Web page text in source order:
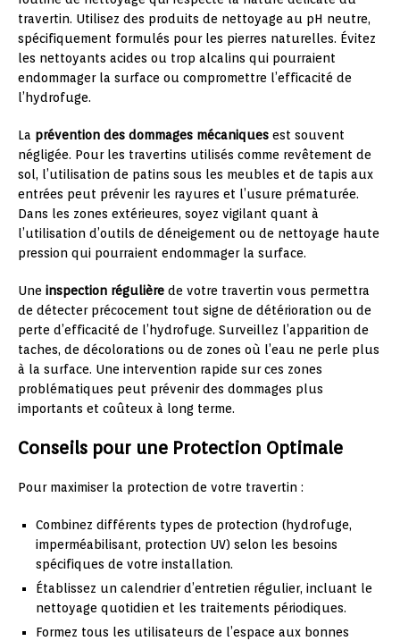
travertin. Utilisez des produits de nettoyage au pH neutre,
spécifiquement formulés pour les pierres naturelles. Évitez
les nettoyants acides ou trop alcalins qui pourraient
endommager la surface ou compromettre l’efficacité de
l’hydrofuge.
La prévention des dommages mécaniques est souvent
négligée. Pour les travertins utilisés comme revêtement de
sol, l’utilisation de patins sous les meubles et de tapis aux
entrées peut prévenir les rayures et l’usure prématurée.
Dans les zones extérieures, soyez vigilant quant à
l’utilisation d’outils de déneigement ou de nettoyage haute
pression qui pourraient endommager la surface.
Une inspection régulière de votre travertin vous permettra
de détecter précocement tout signe de détérioration ou de
perte d’efficacité de l’hydrofuge. Surveillez l’apparition de
taches, de décolorations ou de zones où l’eau ne perle plus
à la surface. Une intervention rapide sur ces zones
problématiques peut prévenir des dommages plus
importants et coûteux à long terme.
Conseils pour une Protection Optimale
Pour maximiser la protection de votre travertin :
Combinez différents types de protection (hydrofuge,
imperméabilisant, protection UV) selon les besoins
spécifiques de votre installation.
Établissez un calendrier d’entretien régulier, incluant le
nettoyage quotidien et les traitements périodiques.
Formez tous les utilisateurs de l’espace aux bonnes